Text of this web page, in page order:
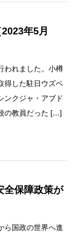
年5月
われました。小樽
得した駐日ウズベ
ンクジャ・アブド
の教員だった […]
全保障政策が
ら国政の世界へ進